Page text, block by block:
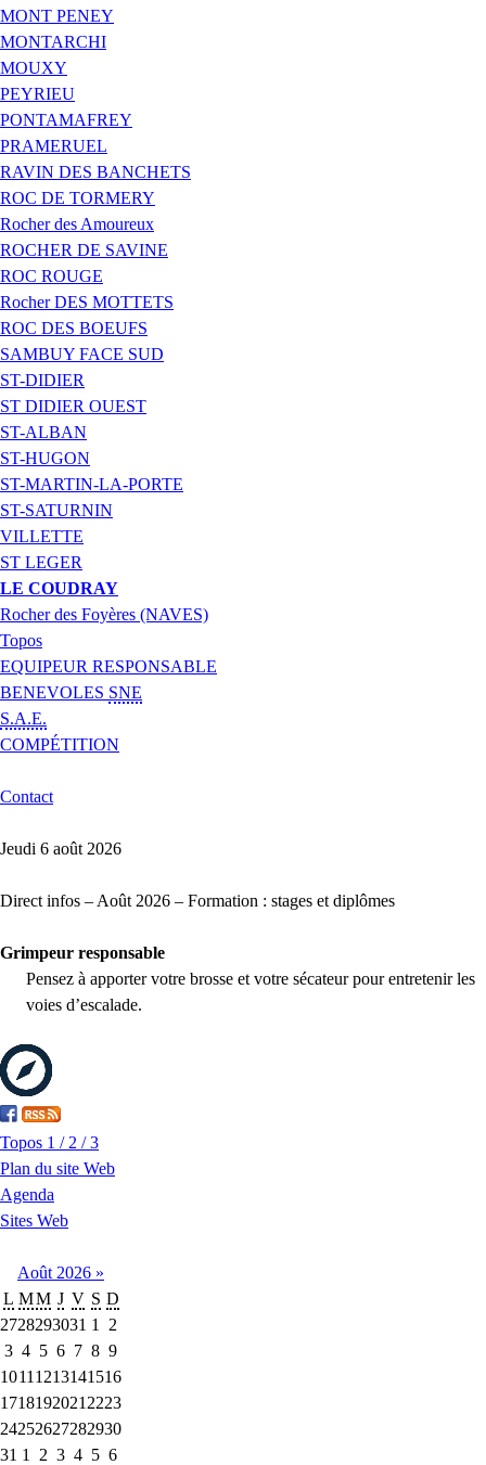
MONT PENEY
MONTARCHI
MOUXY
PEYRIEU
PONTAMAFREY
PRAMERUEL
RAVIN DES BANCHETS
ROC DE TORMERY
Rocher des Amoureux
ROCHER DE SAVINE
ROC ROUGE
Rocher DES MOTTETS
ROC DES BOEUFS
SAMBUY FACE SUD
ST-DIDIER
ST DIDIER OUEST
ST-ALBAN
ST-HUGON
ST-MARTIN-LA-PORTE
ST-SATURNIN
VILLETTE
ST LEGER
LE COUDRAY
Rocher des Foyères (NAVES)
Topos
EQUIPEUR RESPONSABLE
BENEVOLES SNE
S.A.E.
COMPÉTITION
Contact
Jeudi 6 août 2026
Direct infos – Août 2026 – Formation : stages et diplômes
Grimpeur responsable
Pensez à apporter votre brosse et votre sécateur pour entretenir les
voies d’escalade.
Topos 1 / 2 / 3
Plan du site Web
Agenda
Sites Web
Août 2026 »
L MM J V S D
2728293031 1
2
3 4 5 6 7 8 9
1011 1213141516
1718192021 2223
24252627282930
31 1 2 3 4 5 6